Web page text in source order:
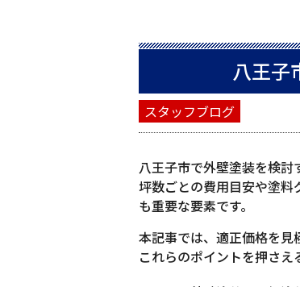
八王子
スタッフブログ
八王子市で外壁塗装を検
坪数ごとの費用目安や塗
も重要な要素です。
本記事では、適正価格を見
これらのポイントを押さえ